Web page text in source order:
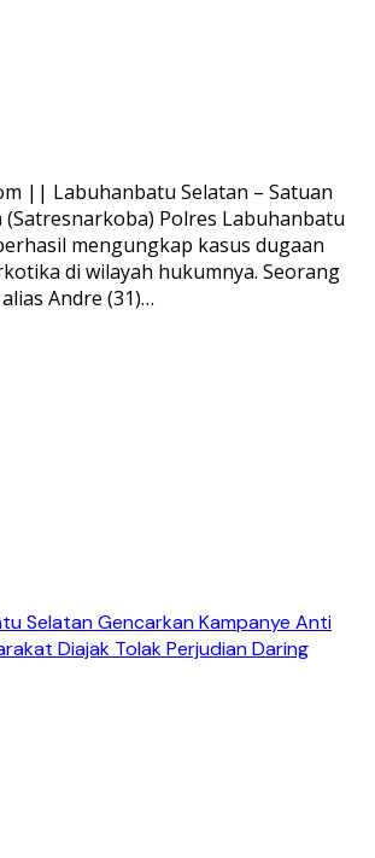
|| Labuhanbatu Selatan – Satuan
(Satresnarkoba) Polres Labuhanbatu
mengungkap kasus dugaan
di wilayah hukumnya. Seorang
Andre (31)…
Selatan Gencarkan Kampanye Anti
Diajak Tolak Perjudian Daring